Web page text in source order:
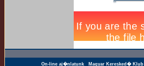
On-line aj�nlatunk Magyar Keresked� Klub